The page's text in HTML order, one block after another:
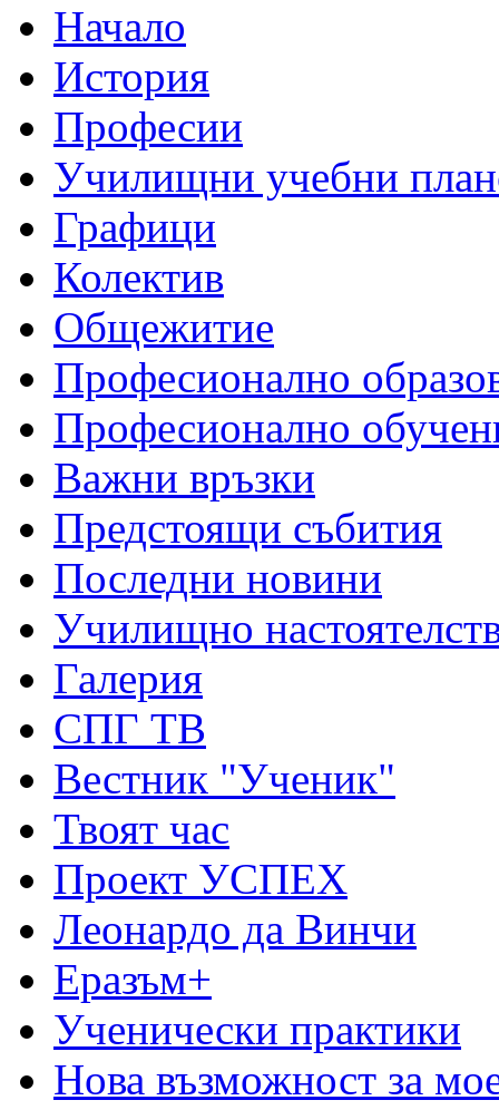
Начало
История
Професии
Училищни учебни
Графици
Колектив
Общежитие
Професионално
Професионално
Важни връзки
Предстоящи събития
Последни новини
Училищно
Галерия
СПГ ТВ
Вестник "Ученик"
Твоят час
Проект УСПЕХ
Леонардо да Винчи
Еразъм+
Ученически практики
Нова възможност за